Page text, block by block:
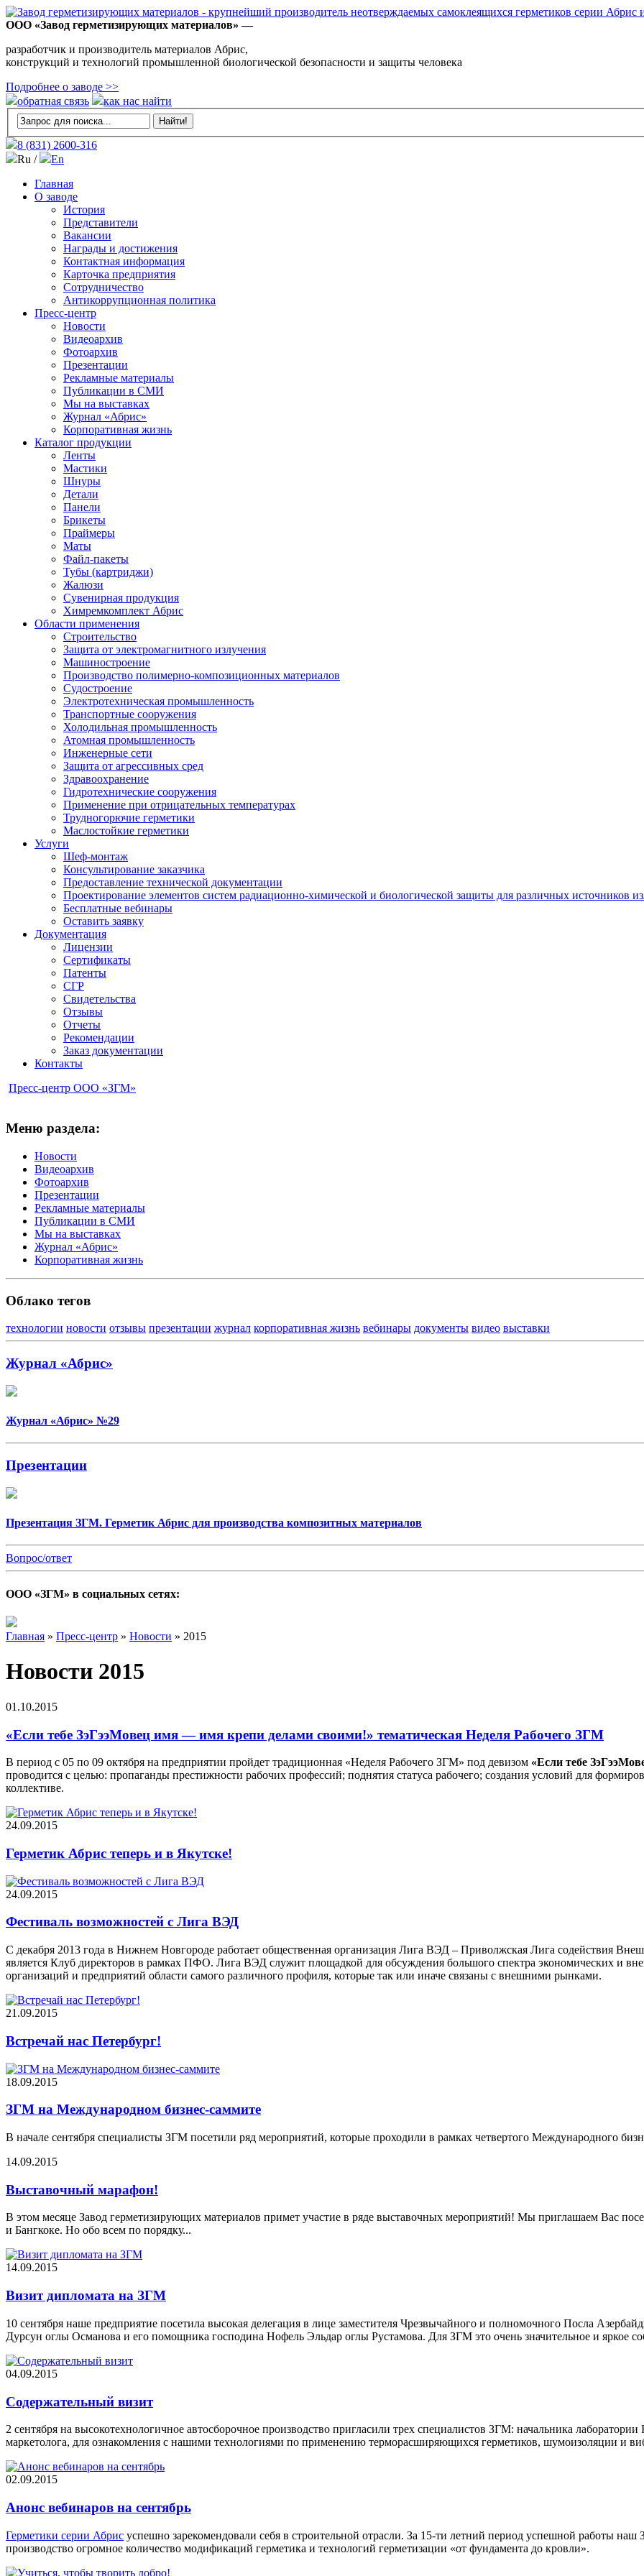
ООО «Завод герметизирующих материалов» —
разработчик и производитель материалов Абрис,
конструкций и технологий промышленной биологической безопасности и защиты человека
Подробнее о заводе >>
обратная связь
как нас найти
8 (831) 2600-316
Ru /
En
Главная
О заводе
История
Представители
Вакансии
Награды и достижения
Контактная информация
Карточка предприятия
Сотрудничество
Антикоррупционная политика
Пресс-центр
Новости
Видеоархив
Фотоархив
Презентации
Рекламные материалы
Публикации в СМИ
Мы на выставках
Журнал «Абрис»
Корпоративная жизнь
Каталог продукции
Ленты
Мастики
Шнуры
Детали
Панели
Брикеты
Праймеры
Маты
Файл-пакеты
Тубы (картриджи)
Жалюзи
Сувенирная продукция
Химремкомплект Абрис
Области применения
Строительство
Защита от электромагнитного излучения
Машиностроение
Производство полимерно-композиционных материалов
Судостроение
Электротехническая промышленность
Транспортные сооружения
Холодильная промышленность
Атомная промышленность
Инженерные сети
Защита от агрессивных сред
Здравоохранение
Гидротехнические сооружения
Применение при отрицательных температурах
Трудногорючие герметики
Маслостойкие герметики
Услуги
Шеф-монтаж
Консультирование заказчика
Предоставление технической документации
Проектирование элементов систем радиационно-химической и биологической защиты для различных источников
Бесплатные вебинары
Оставить заявку
Документация
Лицензии
Сертификаты
Патенты
СГР
Свидетельства
Отзывы
Отчеты
Рекомендации
Заказ документации
Контакты
Пресс-центр ООО «ЗГМ»
Меню раздела:
Новости
Видеоархив
Фотоархив
Презентации
Рекламные материалы
Публикации в СМИ
Мы на выставках
Журнал «Абрис»
Корпоративная жизнь
Облако тегов
технологии новости отзывы презентации журнал корпоративная жизнь вебинары документы видео выставки
Журнал «Абрис»
Журнал «Абрис» №29
Презентации
Презентация ЗГМ. Герметик Абрис для производства композитных материалов
Вопрос/ответ
ООО «ЗГМ» в социальных сетях:
Главная » Пресс-центр » Новости » 2015
Новости 2015
01.10.2015
«Если тебе ЗэГээМовец имя — имя крепи делами своими!» тематическая Неделя Рабочего ЗГМ
В период с 05 по 09 октября на предприятии пройдет традиционная «Неделя Рабочего ЗГМ» под девизом «Если тебе
проводится с целью: пропаганды престижности рабочих профессий; поднятия статуса рабочего; создания условий для
коллективе.
24.09.2015
Герметик Абрис теперь и в Якутске!
24.09.2015
Фестиваль возможностей с Лига ВЭД
С декабря 2013 года в Нижнем Новгороде работает общественная организация Лига ВЭД – Приволжская Лига содействия
является Клуб директоров в рамках ПФО. Лига ВЭД служит площадкой для обсуждения большого спектра экономических и
организаций и предприятий области самого различного профиля, которые так или иначе связаны с внешними рынками.
21.09.2015
Встречай нас Петербург!
18.09.2015
ЗГМ на Международном бизнес-саммите
В начале сентября специалисты ЗГМ посетили ряд мероприятий, которые проходили в рамках четвертого Международного
14.09.2015
Выставочный марафон!
В этом месяце Завод герметизирующих материалов примет участие в ряде выставочных мероприятий! Мы приглашаем Вас
и Бангкоке. Но обо всем по порядку...
14.09.2015
Визит дипломата на ЗГМ
10 сентября наше предприятие посетила высокая делегация в лице заместителя Чрезвычайного и полномочного Посла
Дурсун оглы Османова и его помощника господина Нофель Эльдар оглы Рустамова. Для ЗГМ это очень значительное и яркое
04.09.2015
Содержательный визит
2 сентября на высокотехнологичное автосборочное производство пригласили трех специалистов ЗГМ: начальника
маркетолога, для ознакомления с нашими технологиями по применению терморасширяющихся герметиков, шумоизоляции и
02.09.2015
Анонс вебинаров на сентябрь
Герметики серии Абрис успешно зарекомендовали себя в строительной отрасли. За 15-ти летний период успешной работы
производство огромное количество модификаций герметика и технологий герметизации «от фундамента до кровли».